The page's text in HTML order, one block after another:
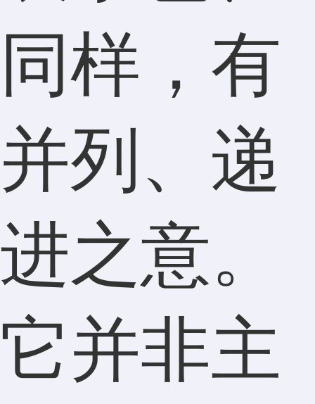
同样，有
并列、递
进之意。
它并非主